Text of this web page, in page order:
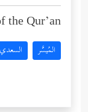
Qur’an:
المُيسَّر السعدي